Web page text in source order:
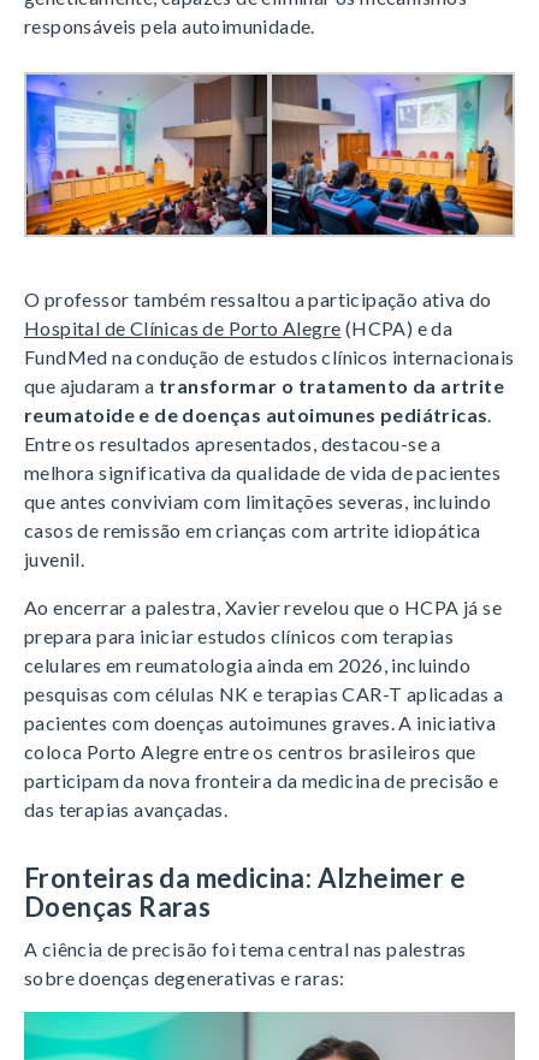
responsáveis pela autoimunidade.
O professor também ressaltou a participação ativa do
Hospital de Clínicas de Porto Alegre (HCPA) e da
FundMed na condução de estudos clínicos internacionais
que ajudaram a transformar o tratamento da artrite
reumatoide e de doenças autoimunes pediátricas
Entre os resultados apresentados, destacou-se a
melhora significativa da qualidade de vida de pacientes
que antes conviviam com limitações severas, incluindo
casos de remissão em crianças com artrite idiopática
juvenil.
Ao encerrar a palestra, Xavier revelou que o HCPA já se
prepara para iniciar estudos clínicos com terapias
celulares em reumatologia ainda em 2026, incluindo
pesquisas com células NK e terapias CAR-T aplicadas a
pacientes com doenças autoimunes graves. A iniciativa
coloca Porto Alegre entre os centros brasileiros que
participam da nova fronteira da medicina de precisão e
das terapias avançadas.
Fronteiras da medicina: Alzheimer e
Doenças Raras
A ciência de precisão foi tema central nas palestras
sobre doenças degenerativas e raras: